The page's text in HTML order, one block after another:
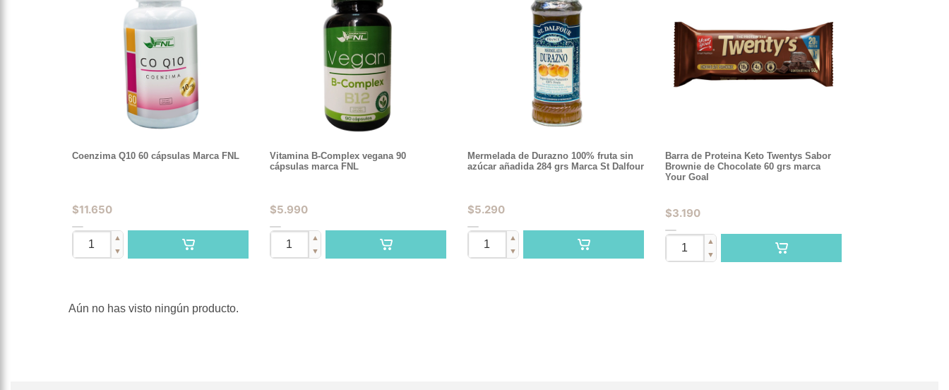
Coenzima Q10 60 cápsulas Marca FNL
$11.650
▲
▼
Vitamina B-Complex vegana 90
cápsulas marca FNL
$5.990
▲
▼
Mermelada de Durazno 100% fruta sin
azúcar añadida 284 grs Marca St Dalfour
$5.290
▲
▼
Barra de Proteina Keto Twentys Sabor
Brownie de Chocolate 60 grs marca
Your Goal
$3.190
▲
▼
Aún no has visto ningún producto.